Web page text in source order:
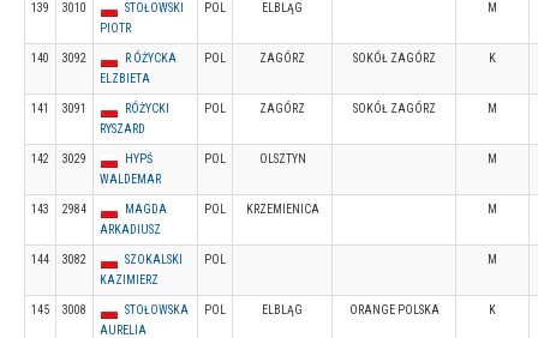
139 3010
STOŁOWSKI
PIOTR
POL ELBLĄG M
140 3092
R ÓŻYCKA
ELZBIETA
POL ZAGÓRZ SOKÓŁ ZAGÓRZ K
141 3091
RÓŻYCKI
RYSZARD
POL ZAGÓRZ SOKÓŁ ZAGÓRZ M
142 3029
HYPŚ
WALDEMAR
POL OLSZTYN M
143 2984
MAGDA
ARKADIUSZ
POL KRZEMIENICA M
144 3082
SZOKALSKI
KAZIMIERZ
POL M
145 3008
STOŁOWSKA
AURELIA
POL ELBLĄG ORANGE POLSKA K